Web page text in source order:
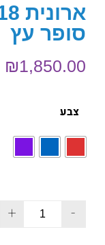
סופר עץ
₪1,850.00
צבע
-
+